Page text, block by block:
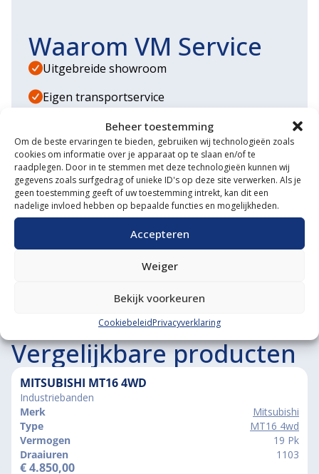
Beheer toestemming
Om de beste ervaringen te bieden, gebruiken wij technologieën zoals
cookies om informatie over je apparaat op te slaan en/of te
raadplegen. Door in te stemmen met deze technologieën kunnen wij
gegevens zoals surfgedrag of unieke ID's op deze site verwerken. Als je
geen toestemming geeft of uw toestemming intrekt, kan dit een
nadelige invloed hebben op bepaalde functies en mogelijkheden.
Accepteren
Weiger
Bekijk voorkeuren
CookiebeleidPrivacyverklaring
Waarom VM Service
Uitgebreide showroom
Eigen transportservice
Gespecialiseerde werkplaats
Diverse aanbouwwerktuigen
Grote voorraad minitrekkers
Grootste in kleine tractoren
Vergelijkbare producten
MITSUBISHI MT16 4WD
Industriebanden
Merk
Mitsubishi
Type
MT16 4wd
Vermogen
19 Pk
Draaiuren
1103
€4.850,00